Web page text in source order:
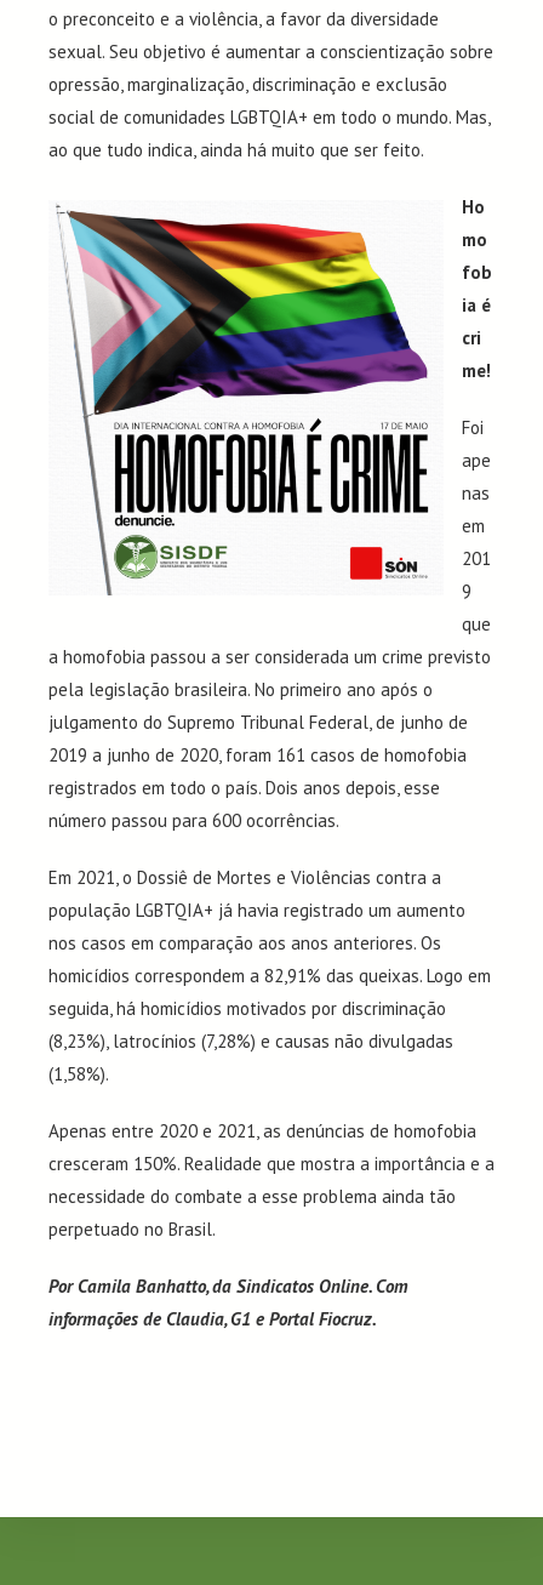
o preconceito e a violência, a favor da diversidade
sexual. Seu objetivo é aumentar a conscientização sobre
opressão, marginalização, discriminação e exclusão
social de comunidades LGBTQIA+ em todo o mundo. Mas,
ao que tudo indica, ainda há muito que ser feito.
Ho
mo
fob
ia é
cri
me!
Foi
ape
nas
em
201
9
que
a homofobia passou a ser considerada um crime previsto
pela legislação brasileira. No primeiro ano após o
julgamento do Supremo Tribunal Federal, de junho de
2019 a junho de 2020, foram 161 casos de homofobia
registrados em todo o país. Dois anos depois, esse
número passou para 600 ocorrências.
Em 2021, o Dossiê de Mortes e Violências contra a
população LGBTQIA+ já havia registrado um aumento
nos casos em comparação aos anos anteriores. Os
homicídios correspondem a 82,91% das queixas. Logo em
seguida, há homicídios motivados por discriminação
(8,23%), latrocínios (7,28%) e causas não divulgadas
(1,58%).
Apenas entre 2020 e 2021, as denúncias de homofobia
cresceram 150%. Realidade que mostra a importância e a
necessidade do combate a esse problema ainda tão
perpetuado no Brasil.
Por Camila Banhatto, da Sindicatos Online. Com
informações de Claudia, G1 e Portal Fiocruz.